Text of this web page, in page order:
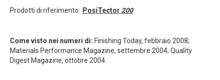
Prodotti di riferimento: PosiTector 200
Come visto nei numeri di: Finishing Today, febbraio 2008;
Materials Performance Magazine, settembre 2004; Quality
Digest Magazine, ottobre 2004.